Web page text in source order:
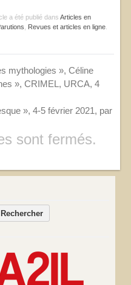
a été publié dans Articles en
Revues et articles en ligne.
mythologies », Céline
», CRIMEL, URCA, 4
», 4-5 février 2021, par
sont fermés.